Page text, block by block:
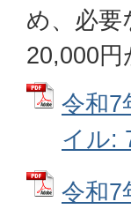
め、必要
20,000円
令和7
イル:
令和7